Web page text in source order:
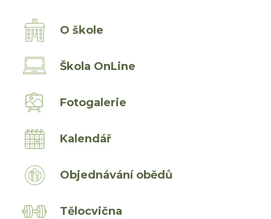
O škole
Škola OnLine
Fotogalerie
Kalendář
Objednávání obědů
Tělocvična